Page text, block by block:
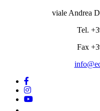
viale Andrea
Tel.
Fax